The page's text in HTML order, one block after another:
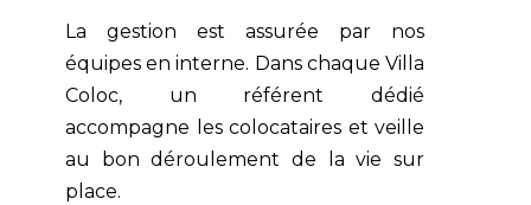
La gestion est assurée par nos
équipes en interne. Dans chaque Villa
Coloc, un référent dédié
accompagne les colocataires et veille
au bon déroulement de la vie sur
place.